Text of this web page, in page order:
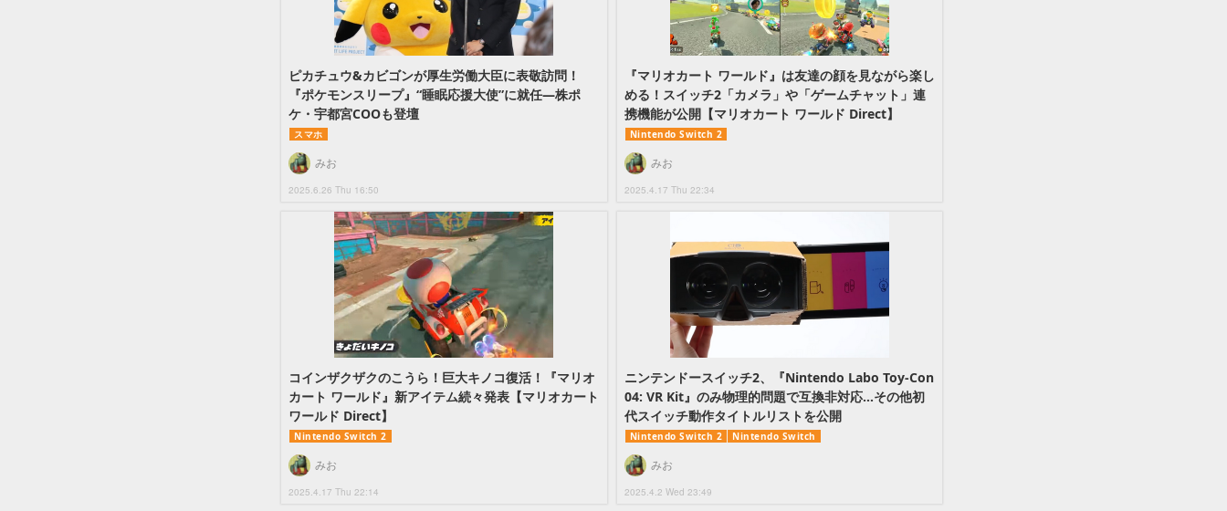
ピカチュウ&カビゴンが厚生労働大臣に表敬訪問！
『ポケモンスリープ』“睡眠応援大使”に就任―株ポ
ケ・宇都宮COOも登壇
スマホ
2025.6.26 Thu 16:50
みお
『マリオカート ワールド』は友達の顔を見ながら楽し
める！スイッチ2「カメラ」や「ゲームチャット」連
携機能が公開【マリオカート ワールド Direct】
Nintendo Switch 2
2025.4.17 Thu 22:34
みお
コインザクザクのこうら！巨大キノコ復活！『マリオ
カート ワールド』新アイテム続々発表【マリオカート
ワールド Direct】
Nintendo Switch 2
2025.4.17 Thu 22:14
みお
ニンテンドースイッチ2、『Nintendo Labo Toy-Con
04: VR Kit』のみ物理的問題で互換非対応…その他初
代スイッチ動作タイトルリストを公開
Nintendo Switch 2 Nintendo Switch
2025.4.2 Wed 23:49
みお